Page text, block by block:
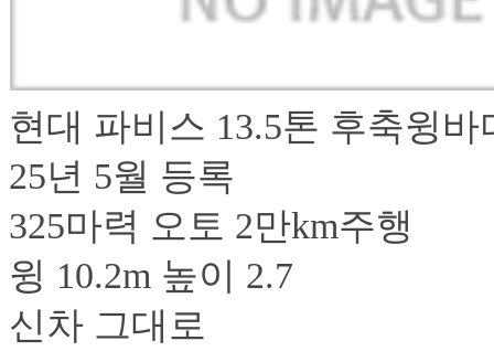
현대 파비스 13.5톤 후축윙바
25년 5월 등록
325마력 오토 2만km주행
윙 10.2m 높이 2.7
신차 그대로